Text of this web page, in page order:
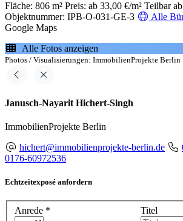
Fläche: 806 m² Preis: ab 33,00 €/m² Teilbar
Objektnummer: IPB-O-031-GE-3
Alle
Google Maps
Alle Fotos anzeigen
Photos / Visualisierungen: ImmobilienProjekte Berlin
Janusch-Nayarit Hichert-Singh
ImmobilienProjekte Berlin
hichert@immobilienprojekte-berlin.de
0176-60972536
Echtzeitexposé anfordern
Anrede * Titel